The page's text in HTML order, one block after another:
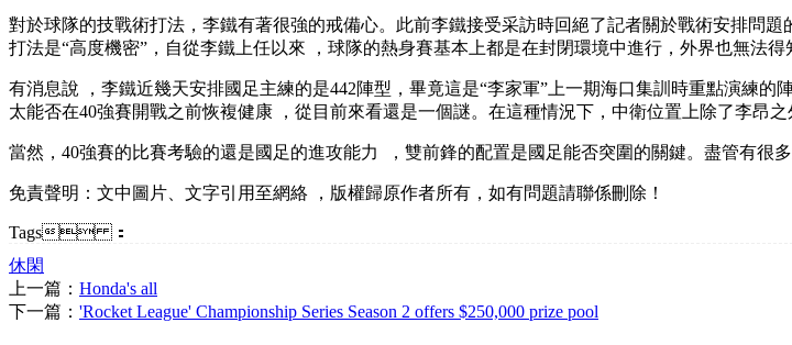
對於球隊的技戰術打法，李鐵有著很強的戒備心。此前李鐵接受采訪時回絕了記者關於戰術安排問題的
打法是“高度機密”，自從李鐵上任以來 ，球隊的熱身賽基本上都是在封閉環境中進行 ，外界也無法得
有消息說 ，李鐵近幾天安排國足主練的是442陣型，畢竟這是“李家軍”上一期海口集訓時重點演練的
太能否在40強賽開戰之前恢複健康 ，從目前來看還是一個謎。在這種情況下 ，中衛位置上除了李昂之外
當然，40強賽的比賽考驗的還是國足的進攻能力  ，雙前鋒的配置是國足能否突圍的關鍵 。盡管有很多選
免責聲明 ：文中圖片 、文字引用至網絡 ，版權歸原作者所有 ，如有問題請聯係刪除！
Tags ：
休閑
上一篇： Honda's all
下一篇： 'Rocket League' Championship Series Season 2 offers $250,000 prize pool